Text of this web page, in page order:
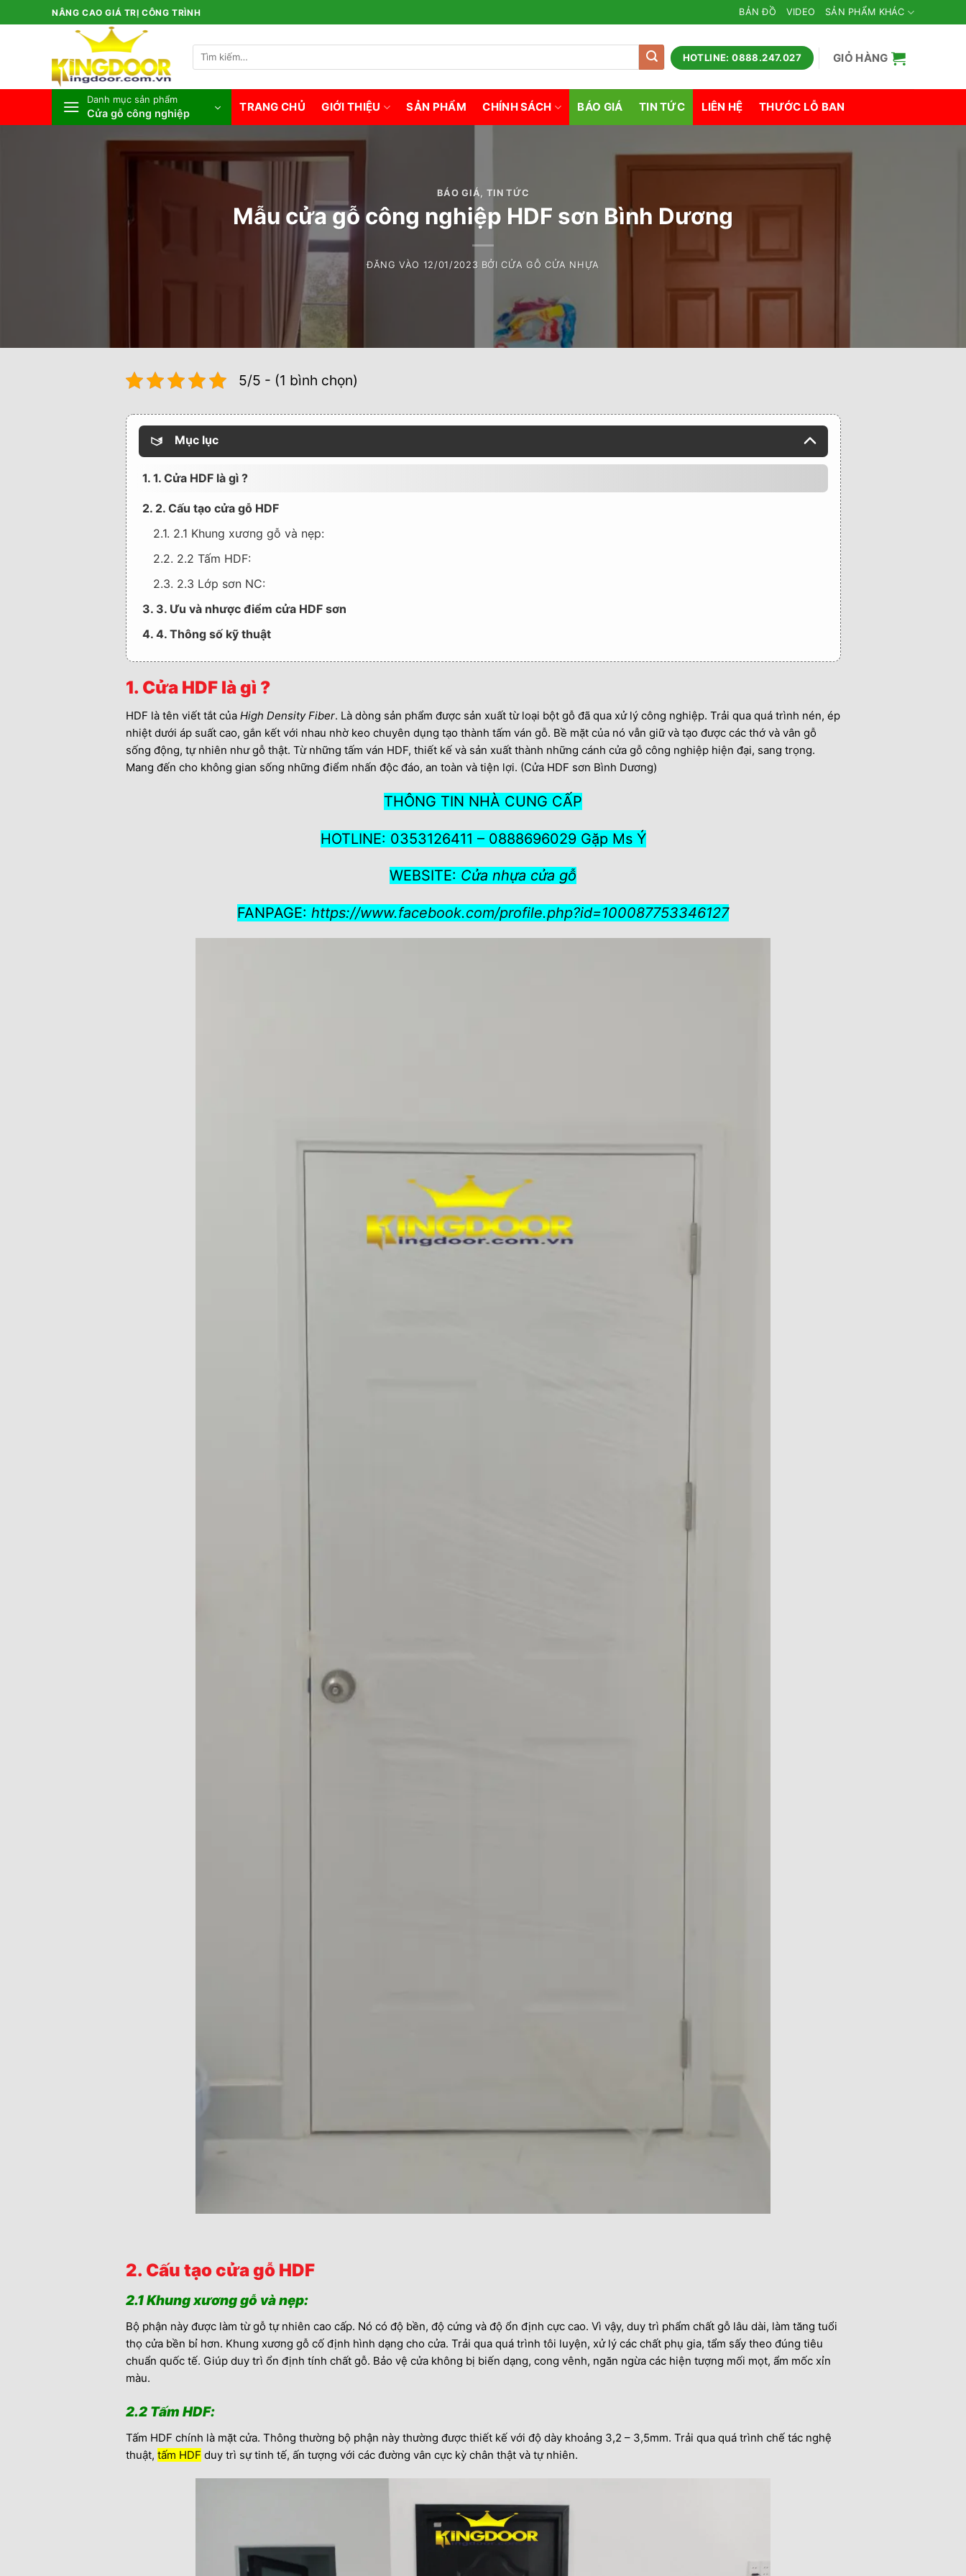
qua
NÂNG CAO GIÁ TRỊ CÔNG TRÌNH BẢN ĐỒ VIDEO SẢN PHẨM KHÁC
Tìm
kiếm:
HOTLINE: 0888.247.027 GIỎ HÀNG
Danh mục sản phẩm
Cửa gỗ công nghiệp TRANG CHỦ GIỚI THIỆU SẢN PHẨM CHÍNH SÁCH BÁO GIÁ TIN TỨC LIÊN HỆ THƯỚC LỖ BAN
BÁO GIÁ , TIN TỨC
Mẫu cửa gỗ công nghiệp HDF sơn Bình Dương
ĐĂNG VÀO 12/01/2023 BỞICỬA GỖ CỬA NHỰA
5/5 - (1 bình chọn)
Mục lục
1. 1. Cửa HDF là gì ?
2. 2. Cấu tạo cửa gỗ HDF
2.1. 2.1 Khung xương gỗ và nẹp:
2.2. 2.2 Tấm HDF:
2.3. 2.3 Lớp sơn NC:
3. 3. Ưu và nhược điểm cửa HDF sơn
4. 4. Thông số kỹ thuật
1. Cửa HDF là gì ?
HDF là tên viết tắt của High Density Fiber. Là dòng sản phẩm được sản xuất từ loại bột gỗ đã qua xử lý công nghiệp. Trải qua quá trình nén, ép
nhiệt dưới áp suất cao, gắn kết với nhau nhờ keo chuyên dụng tạo thành tấm ván gỗ. Bề mặt của nó vẫn giữ và tạo được các thớ và vân gỗ
sống động, tự nhiên như gỗ thật. Từ những tấm ván HDF, thiết kế và sản xuất thành những cánh cửa gỗ công nghiệp hiện đại, sang trọng.
Mang đến cho không gian sống những điểm nhấn độc đáo, an toàn và tiện lợi. (Cửa HDF sơn Bình Dương)
THÔNG TIN NHÀ CUNG CẤP
HOTLINE: 0353126411 – 0888696029 Gặp Ms Ý
WEBSITE: Cửa nhựa cửa gỗ
FANPAGE: https://www.facebook.com/profile.php?id=100087753346127
2. Cấu tạo cửa gỗ HDF
2.1 Khung xương gỗ và nẹp:
Bộ phận này được làm từ gỗ tự nhiên cao cấp. Nó có độ bền, độ cứng và độ ổn định cực cao. Vì vậy, duy trì phẩm chất gỗ lâu dài, làm tăng tuổi
thọ cửa bền bỉ hơn. Khung xương gỗ cố định hình dạng cho cửa. Trải qua quá trình tôi luyện, xử lý các chất phụ gia, tẩm sấy theo đúng tiêu
chuẩn quốc tế. Giúp duy trì ổn định tính chất gỗ. Bảo vệ cửa không bị biến dạng, cong vênh, ngăn ngừa các hiện tượng mối mọt, ẩm mốc xỉn
màu.
2.2 Tấm HDF:
Tấm HDF chính là mặt cửa. Thông thường bộ phận này thường được thiết kế với độ dày khoảng 3,2 – 3,5mm. Trải qua quá trình chế tác nghệ
thuật, tấm HDF duy trì sự tinh tế, ấn tượng với các đường vân cực kỳ chân thật và tự nhiên.